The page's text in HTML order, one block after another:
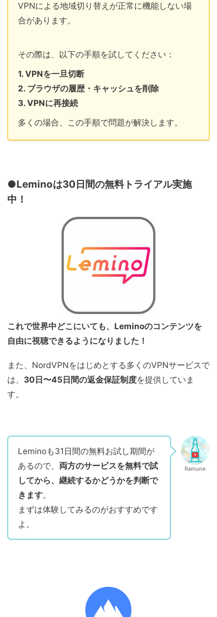
VPNによる地域切り替えが正常に機能しない場
合があります。
その際は、以下の手順を試してください：
1. VPNを一旦切断
2. ブラウザの履歴・キャッシュを削除
3. VPNに再接続
多くの場合、この手順で問題が解決します。
●Leminoは30日間の無料トライアル実施
中！
これで世界中どこにいても、Leminoのコンテンツを
自由に視聴できるようになりました！
また、NordVPNをはじめとする多くのVPNサービスで
は、 30日〜45日間の返金保証制度を提供していま
す。
Leminoも31日間の無料お試し期間が
あるので、 両方のサービスを無料で試
してから、継続するかどうかを判断で
きます。
まずは体験してみるのがおすすめです
よ。
Ramune